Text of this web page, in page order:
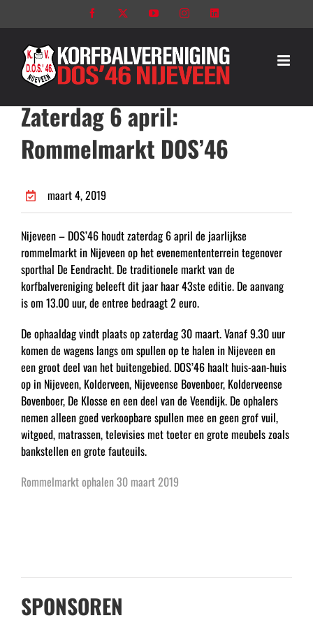
naar
Facebook YouTubeInstagram
Zaterdag 6 april:
Rommelmarkt DOS’46
maart 4, 2019
Nijeveen – DOS’46 houdt zaterdag 6 april de jaarlijkse
rommelmarkt in Nijeveen op het evenemententerrein tegenover
sporthal De Eendracht. De traditionele markt van de
korfbalvereniging beleeft dit jaar haar 43ste editie. De aanvang
is om 13.00 uur, de entree bedraagt 2 euro.
De ophaaldag vindt plaats op zaterdag 30 maart. Vanaf 9.30 uur
komen de wagens langs om spullen op te halen in Nijeveen en
een groot deel van het buitengebied. DOS’46 haalt huis-aan-huis
op in Nijeveen, Kolderveen, Nijeveense Bovenboer, Kolderveense
Bovenboer, De Klosse en een deel van de Veendijk. De ophalers
nemen alleen goed verkoopbare spullen mee en geen grof vuil,
witgoed, matrassen, televisies met toeter en grote meubels zoals
bankstellen en grote fauteuils.
Rommelmarkt ophalen 30 maart 2019
SPONSOREN